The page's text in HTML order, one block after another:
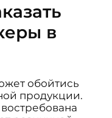
в
обойтись
продукции.